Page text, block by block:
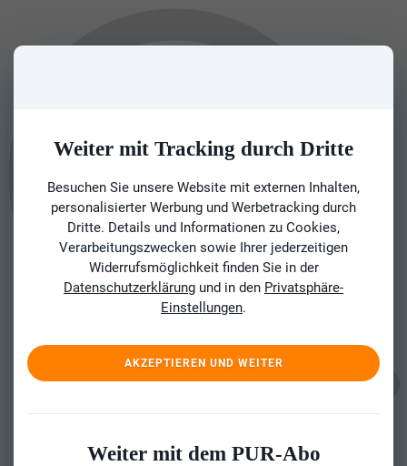
Weiter mit Tracking durch Dritte
Besuchen Sie unsere Website mit externen Inhalten,
personalisierter Werbung und Werbetracking durch
Dritte. Details und Informationen zu Cookies,
Verarbeitungszwecken sowie Ihrer jederzeitigen
Widerrufsmöglichkeit finden Sie in der
Datenschutzerklärung und in den Privatsphäre-
Einstellungen.
AKZEPTIEREN UND WEITER
Weiter mit dem PUR-Abo